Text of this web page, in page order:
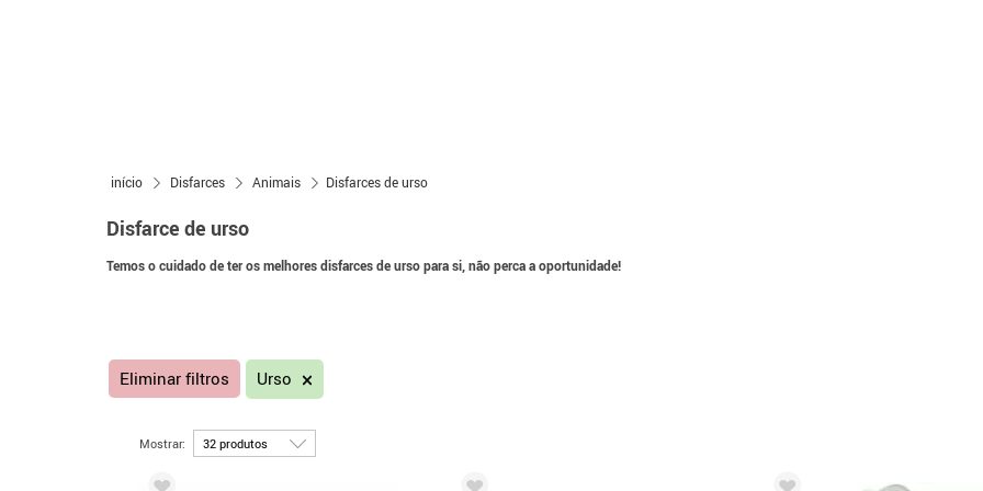
início Disfarces Animais Disfarces de urso
Disfarce de urso
Temos o cuidado de ter os melhores disfarces de urso para si, não perca a oportunidade!
Eliminar filtros Urso
Mostrar: